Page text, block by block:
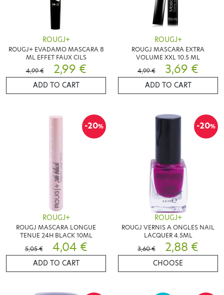
ROUGJ+
ROUGJ+ EVADAMO MASCARA 8
ML EFFET FAUX CILS
4,99 €
2,99 €
ADD TO CART
ROUGJ+
ROUGJ MASCARA EXTRA
VOLUME XXL 10.5 ML
4,99 €
3,69 €
ADD TO CART
-20%
ROUGJ+
ROUGJ MASCARA LONGUE
TENUE 24H BLACK 10ML
5,05 €
4,04 €
ADD TO CART
-20%
ROUGJ+
ROUGJ VERNIS A ONGLES NAIL
LACQUER 4.5ML
3,60 €
2,88 €
CHOOSE